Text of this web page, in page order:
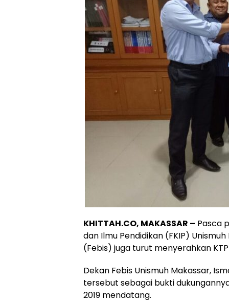
KHITTAH.CO, MAKASSAR – Pasca
dan Ilmu Pendidikan (FKIP)
(Febis) juga turut menyerahkan
Dekan Febis Unismuh Makassar,
tersebut sebagai bukti
2019 mendatang.